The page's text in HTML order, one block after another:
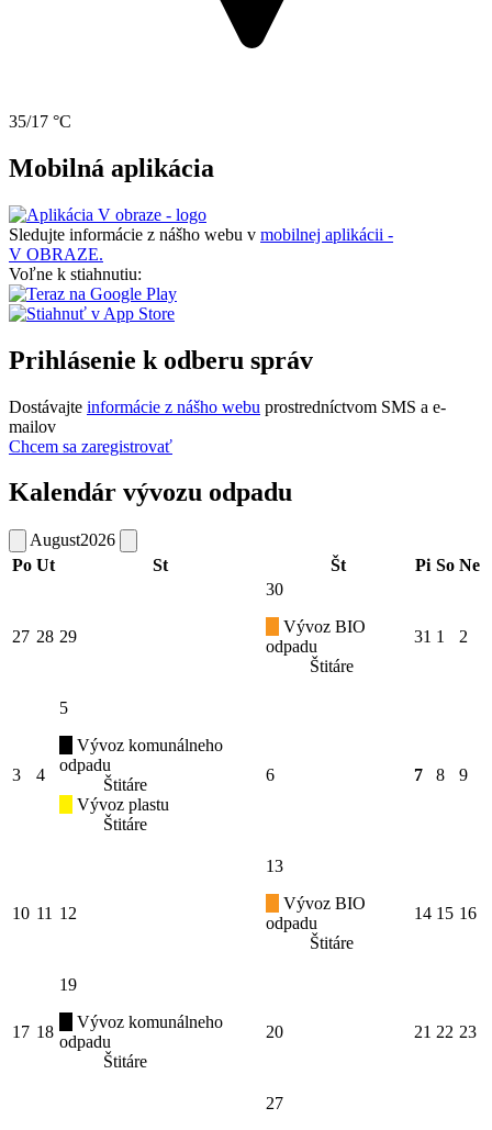
35/17 °C
Mobilná aplikácia
Sledujte informácie z nášho webu v mobilnej aplikácii -
V OBRAZE.
Voľne k stiahnutiu:
Prihlásenie k odberu správ
Dostávajte informácie z nášho webu prostredníctvom SMS a e-
mailov
Chcem sa zaregistrovať
Kalendár vývozu odpadu
August2026
Po Ut St Št Pi So Ne
27 28 29
30
Vývoz BIO
odpadu
Štitáre
31 1 2
3 4
5
Vývoz komunálneho
odpadu
Štitáre
Vývoz plastu
Štitáre
6 7 8 9
10 11 12
13
Vývoz BIO
odpadu
Štitáre
14 15 16
17 18
19
Vývoz komunálneho
odpadu
Štitáre
20 21 22 23
27